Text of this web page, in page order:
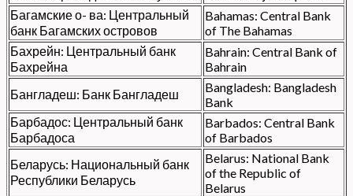
Багамские о- ва: Центральный
банк Багамских островов
Bahamas: Central Bank
of The Bahamas
Бахрейн: Центральный банк
Бахрейна
Bahrain: Central Bank of
Bahrain
Бангладеш: Банк Бангладеш
Bangladesh: Bangladesh
Bank
Барбадос: Центральный банк
Барбадоса
Barbados: Central Bank
of Barbados
Беларусь: Национальный банк
Республики Беларусь
Belarus: National Bank
of the Republic of
Belarus